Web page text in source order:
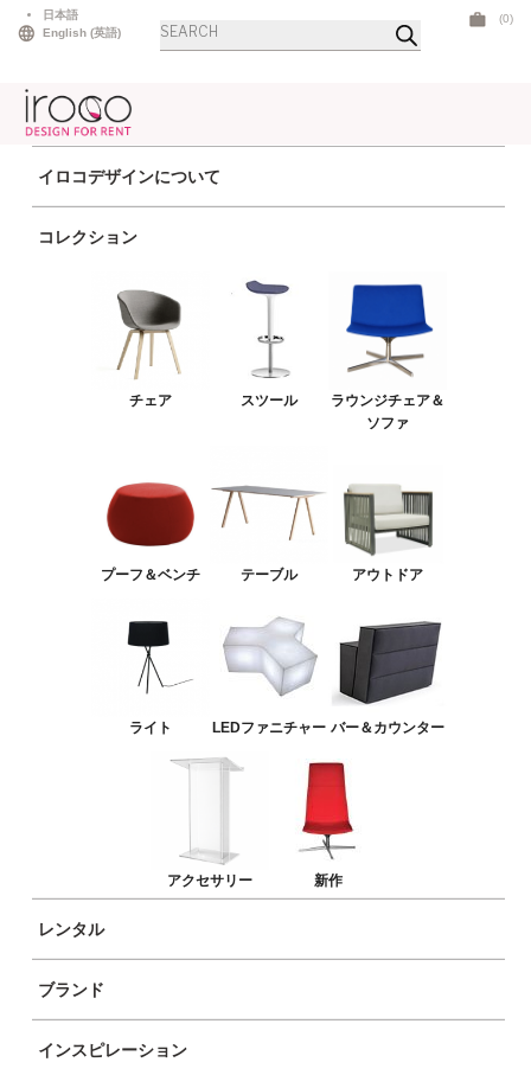
日本語
English (英語)
商
品
(0)
イロコデザインについて
コレクション
チェア スツール
ラウンジチェア＆
ソファ
プーフ＆ベンチ テーブル アウトドア
ライト LEDファニチャー バー＆カウンター
アクセサリー 新作
レンタル
ブランド
インスピレーション
ラウンジチェア＆ソファ
LEDファニチャー
商品イメージ